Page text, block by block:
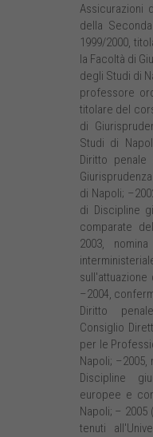
Assicurazioni
della
1999/2000,
la Facoltà di
degli Studi di
professore
titolare del
di
Studi di
Diritto
di Napoli;
di Discipline
comparate
2003,
–2004,
Diritto
Consiglio
per le
Napoli;
Discipline
europee e
Napoli; – 2005
tenuti